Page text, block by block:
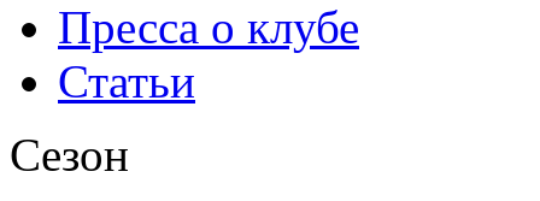
Пресса о клубе
Статьи
Сезон